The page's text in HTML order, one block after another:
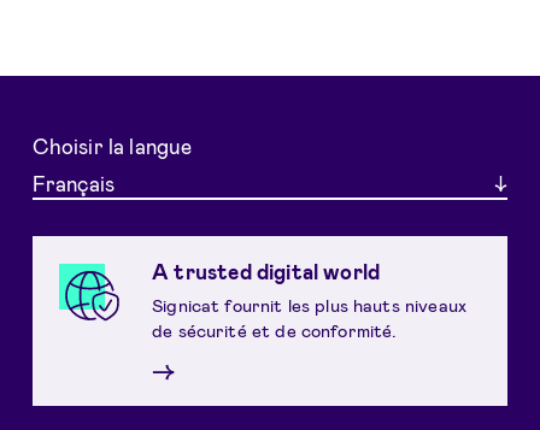
Choisir la langue
Français
A trusted digital world
Signicat fournit les plus hauts niveaux
de sécurité et de conformité.
→